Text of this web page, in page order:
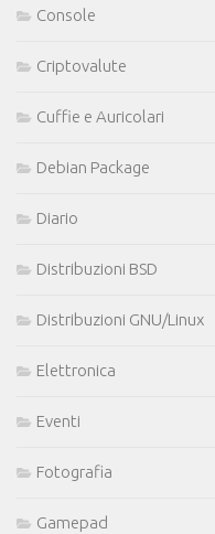
Console
Criptovalute
Cuffie e Auricolari
Debian Package
Diario
Distribuzioni BSD
Distribuzioni GNU/Linux
Elettronica
Eventi
Fotografia
Gamepad